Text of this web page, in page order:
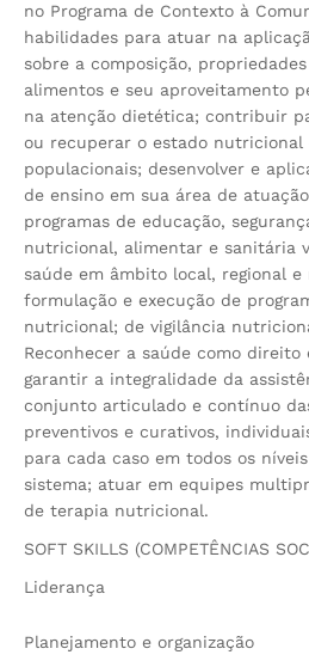
no Programa de Contexto à
habilidades para atuar na
sobre a composição,
alimentos e seu aproveitamento
na atenção dietética; contribuir
ou recuperar o estado nutricional
populacionais; desenvolver e
de ensino em sua área de
programas de educação,
nutricional, alimentar e sanitária
saúde em âmbito local, regional
formulação e execução de
nutricional; de vigilância
Reconhecer a saúde como
garantir a integralidade da
conjunto articulado e contínuo
preventivos e curativos,
para cada caso em todos os
sistema; atuar em equipes
de terapia nutricional.
SOFT SKILLS (COMPETÊNCIAS
Liderança
Planejamento e organização